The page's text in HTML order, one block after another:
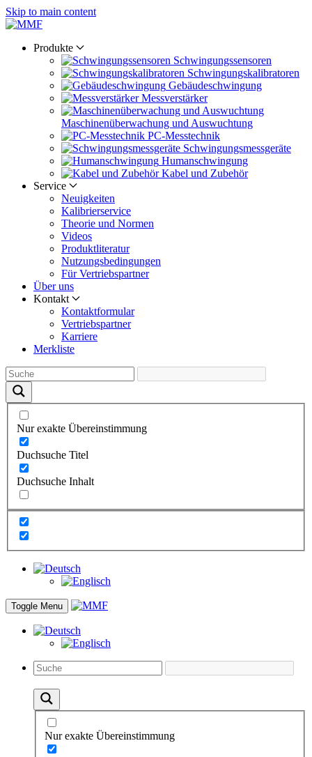
Skip to main content
Produkte
Schwingungs­sensoren
Schwingungs­kalibratoren
Gebäude­schwingung
Messverstärker
Maschinen­überwachung und Auswuchtung
PC-Messtechnik
Schwingungs­messgeräte
Human­schwingung
Kabel und Zubehör
Service
Neuigkeiten
Kalibrier­service
Theorie und Normen
Videos
Produkt­literatur
Nutzungs­bedingungen
Für Vertriebs­partner
Über uns
Kontakt
Kontaktformular
Vertriebs­partner
Karriere
Merkliste
Nur exakte Übereinstimmung
Duchsuche Titel
Duchsuche Inhalt
Toggle Menu
Nur exakte Übereinstimmung